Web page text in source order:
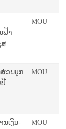
ຟ້າ
ສ
MOU
ວນບຸກ
MOU
ນເງິນ-
MOU